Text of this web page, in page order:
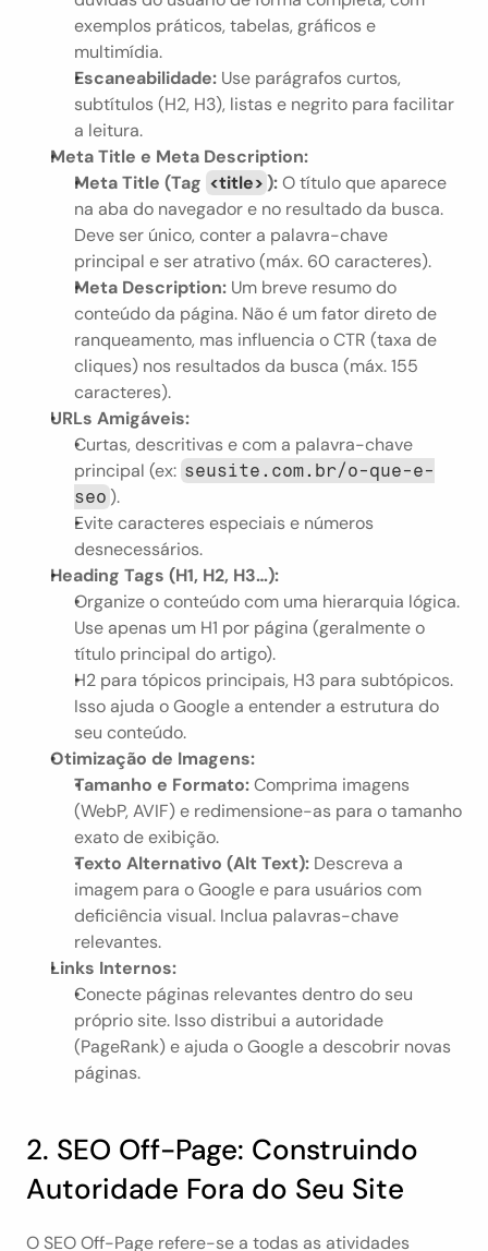
exemplos práticos, tabelas, gráficos e
multimídia.
Escaneabilidade: Use parágrafos curtos,
subtítulos (H2, H3), listas e negrito para facilitar
a leitura.
Meta Title e Meta Description:
Meta Title (Tag <title> ): O título que aparece
na aba do navegador e no resultado da busca.
Deve ser único, conter a palavra-chave
principal e ser atrativo (máx. 60 caracteres).
Meta Description: Um breve resumo do
conteúdo da página. Não é um fator direto de
ranqueamento, mas influencia o CTR (taxa de
cliques) nos resultados da busca (máx. 155
caracteres).
URLs Amigáveis:
Curtas, descritivas e com a palavra-chave
principal (ex: seusite.com.br/o-que-e-
seo ).
Evite caracteres especiais e números
desnecessários.
Heading Tags (H1, H2, H3…):
Organize o conteúdo com uma hierarquia lógica.
Use apenas um H1 por página (geralmente o
título principal do artigo).
H2 para tópicos principais, H3 para subtópicos.
Isso ajuda o Google a entender a estrutura do
seu conteúdo.
Otimização de Imagens:
Tamanho e Formato: Comprima imagens
(WebP, AVIF) e redimensione-as para o tamanho
exato de exibição.
Texto Alternativo (Alt Text): Descreva a
imagem para o Google e para usuários com
deficiência visual. Inclua palavras-chave
relevantes.
Links Internos:
Conecte páginas relevantes dentro do seu
próprio site. Isso distribui a autoridade
(PageRank) e ajuda o Google a descobrir novas
páginas.
2. SEO Off-Page: Construindo
Autoridade Fora do Seu Site
O SEO Off-Page refere-se a todas as atividades